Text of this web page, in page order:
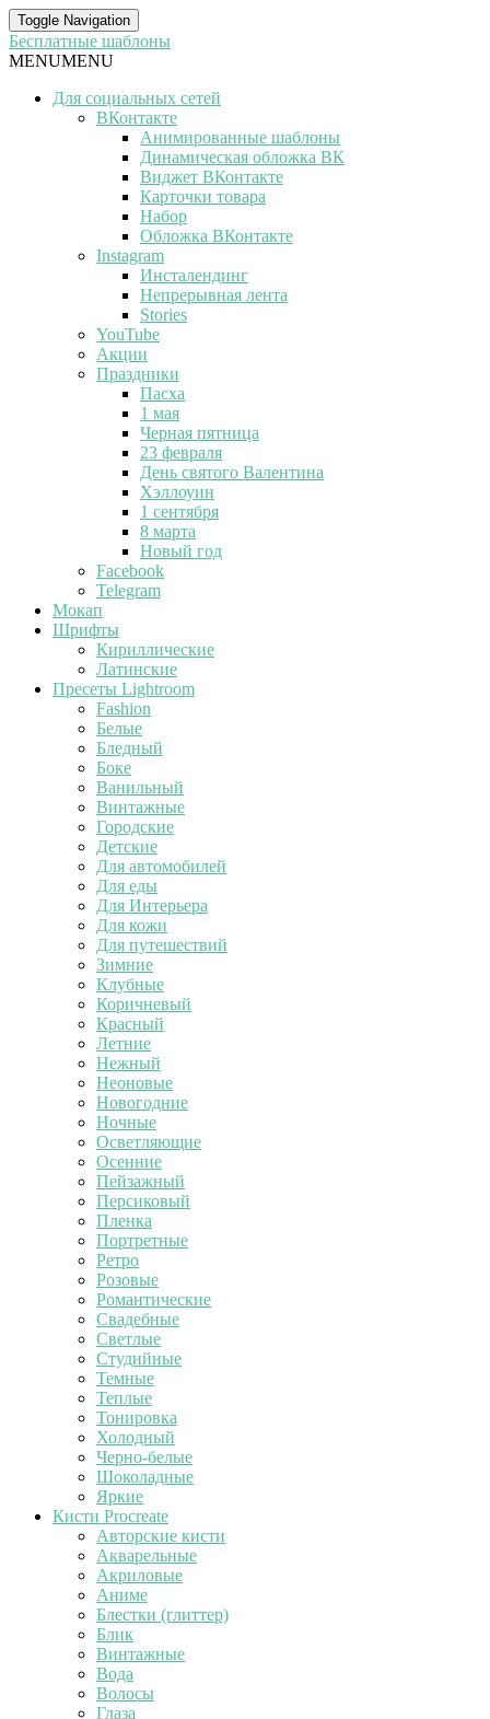
Toggle Navigation
Бесплатные шаблоны
MENUMENU
Для социальных сетей
ВКонтакте
Анимированные шаблоны
Динамическая обложка ВК
Виджет ВКонтакте
Карточки товара
Набор
Обложка ВКонтакте
Instagram
Инсталендинг
Непрерывная лента
Stories
YouTube
Акции
Праздники
Пасха
1 мая
Черная пятница
23 февраля
День святого Валентина
Хэллоуин
1 сентября
8 марта
Новый год
Facebook
Telegram
Мокап
Шрифты
Кириллические
Латинские
Пресеты Lightroom
Fashion
Белые
Бледный
Боке
Ванильный
Винтажные
Городские
Детские
Для автомобилей
Для еды
Для Интерьера
Для кожи
Для путешествий
Зимние
Клубные
Коричневый
Красный
Летние
Нежный
Неоновые
Новогодние
Ночные
Осветляющие
Осенние
Пейзажный
Персиковый
Пленка
Портретные
Ретро
Розовые
Романтические
Свадебные
Светлые
Студийные
Темные
Теплые
Тонировка
Холодный
Черно-белые
Шоколадные
Яркие
Кисти Procreate
Авторские кисти
Акварельные
Акриловые
Аниме
Блестки (глиттер)
Блик
Винтажные
Вода
Волосы
Глаза